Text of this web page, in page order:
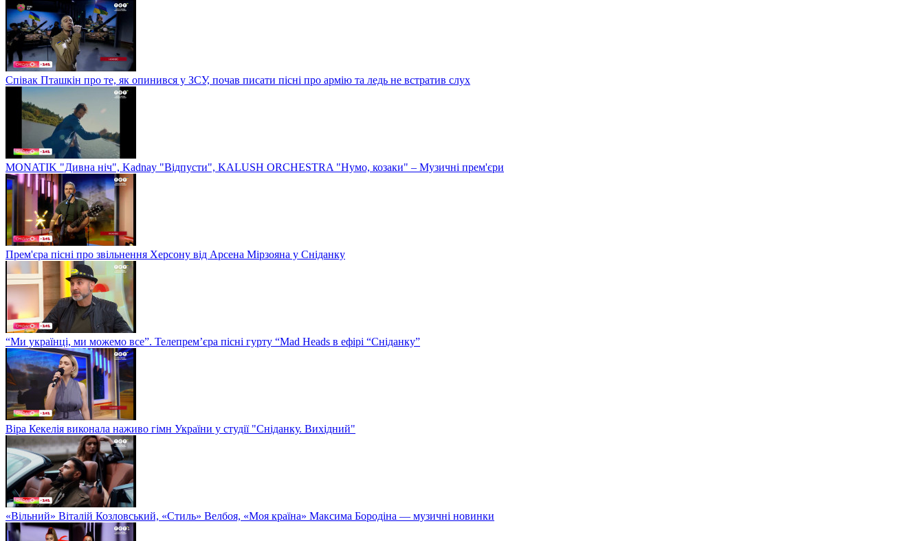
Співак Пташкін про те, як опинився у ЗСУ, почав писати пісні про армію та ледь не встратив слух
MONATIK "Дивна ніч", Kadnay "Відпусти", KALUSH ORCHESTRA "Нумо, козаки" – Музичні прем'єри
Прем'єра пісні про звільнення Херсону від Арсена Мірзояна у Сніданку
“Ми українці, ми можемо все”. Телепрем’єра пісні гурту “Mad Heads в ефірі “Сніданку”
Віра Кекелія виконала наживо гімн України у студії "Сніданку. Вихідний"
«Вільний» Віталій Козловський, «Стиль» Велбоя, «Моя країна» Максима Бородіна — музичні новинки